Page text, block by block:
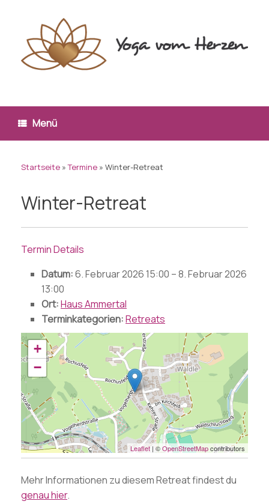
Menü
Startseite »Termine » Winter-Retreat
Winter-Retreat
Termin Details
Datum:6. Februar 2026 15:00 –8. Februar 2026
13:00
Ort:Haus Ammertal
Terminkategorien:Retreats
+
−
Leaflet | ©OpenStreetMapcontributors
Mehr Informationen zu diesem Retreat findest du
genau hier.